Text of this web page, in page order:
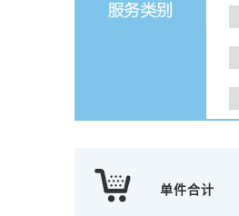
单件合计